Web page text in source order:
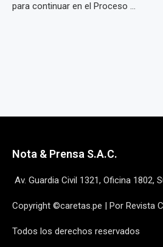
para continuar en el Proceso ...
Nota & Prensa S.A.C.
Av. Guardia Civil 1321, Oficina 1802,
Copyright ©caretas.pe | Por Revista
Todos los derechos reservados